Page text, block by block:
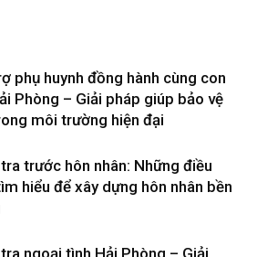
phụ huynh đồng hành cùng con
Phòng – Giải pháp giúp bảo vệ
môi trường hiện đại
trước hôn nhân: Những điều
hiểu để xây dựng hôn nhân bền
ngoại tình Hải Phòng – Giải